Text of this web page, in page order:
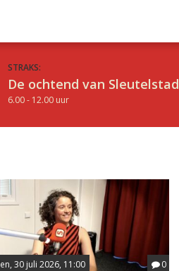
STRAKS:
De ochtend van Sleutelstad
6.00 - 12.00 uur
30 juli 2026, 11:00 0